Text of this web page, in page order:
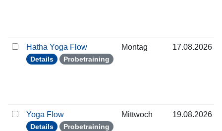
Hatha Yoga Flow
Details Probetraining
Montag 17.08.2026
Yoga Flow
Details Probetraining
Mittwoch 19.08.2026